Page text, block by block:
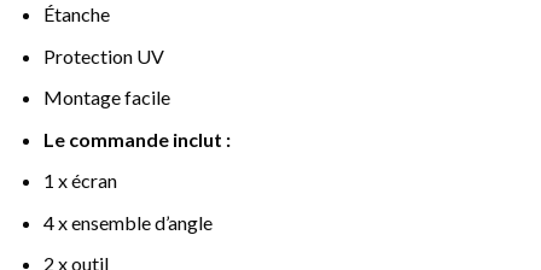
Étanche
Protection UV
Montage facile
Le commande inclut :
1 x écran
4 x ensemble d’angle
2 x outil